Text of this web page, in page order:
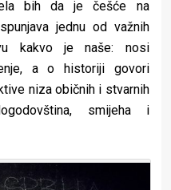
bih da je češće na
jednu od važnih
kakvo je naše: nosi
a o historiji govori
niza običnih i stvarnih
smijeha i